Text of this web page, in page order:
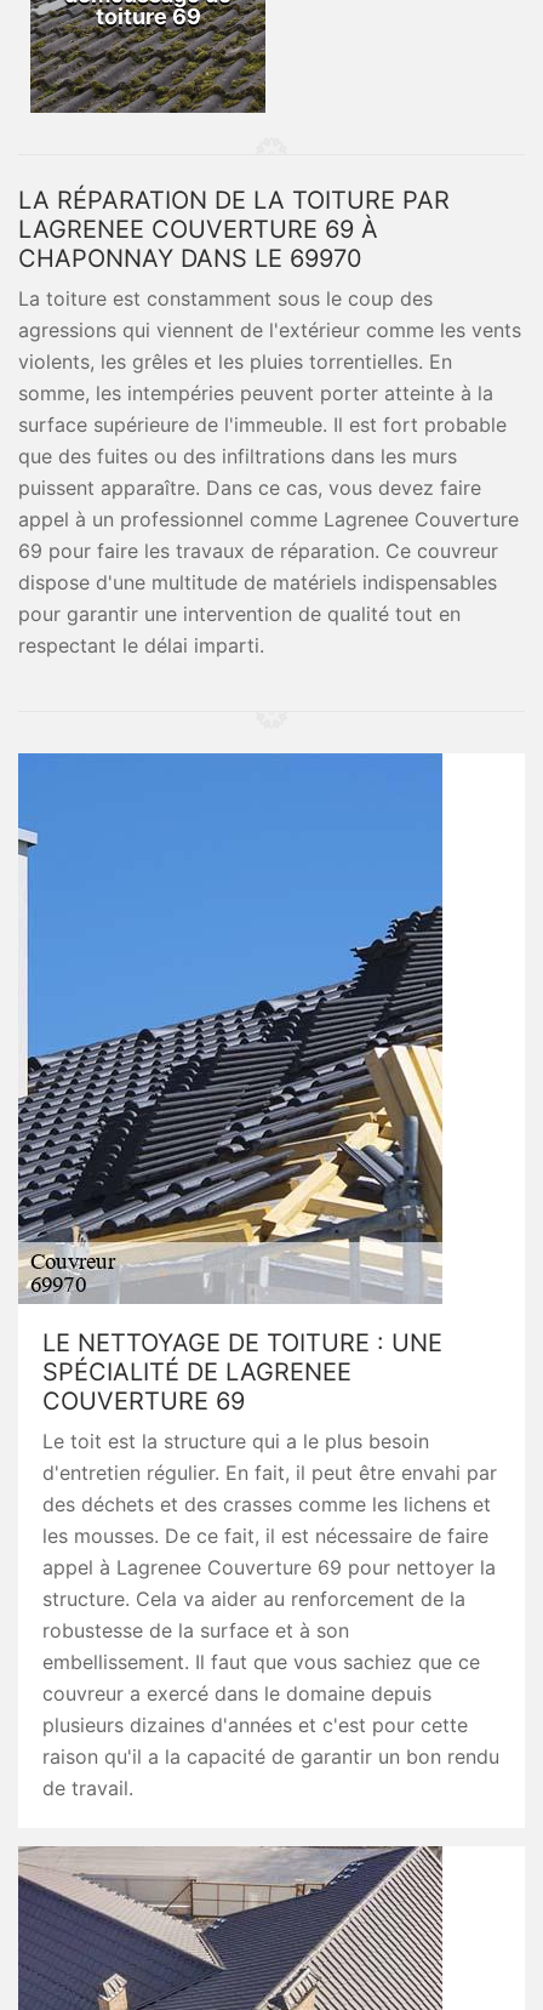
toiture 69
LA RÉPARATION DE LA TOITURE PAR
LAGRENEE COUVERTURE 69 À
CHAPONNAY DANS LE 69970
La toiture est constamment sous le coup des
agressions qui viennent de l'extérieur comme les vents
violents, les grêles et les pluies torrentielles. En
somme, les intempéries peuvent porter atteinte à la
surface supérieure de l'immeuble. Il est fort probable
que des fuites ou des infiltrations dans les murs
puissent apparaître. Dans ce cas, vous devez faire
appel à un professionnel comme Lagrenee Couverture
69 pour faire les travaux de réparation. Ce couvreur
dispose d'une multitude de matériels indispensables
pour garantir une intervention de qualité tout en
respectant le délai imparti.
LE NETTOYAGE DE TOITURE : UNE
SPÉCIALITÉ DE LAGRENEE
COUVERTURE 69
Le toit est la structure qui a le plus besoin
d'entretien régulier. En fait, il peut être envahi par
des déchets et des crasses comme les lichens et
les mousses. De ce fait, il est nécessaire de faire
appel à Lagrenee Couverture 69 pour nettoyer la
structure. Cela va aider au renforcement de la
robustesse de la surface et à son
embellissement. Il faut que vous sachiez que ce
couvreur a exercé dans le domaine depuis
plusieurs dizaines d'années et c'est pour cette
raison qu'il a la capacité de garantir un bon rendu
de travail.